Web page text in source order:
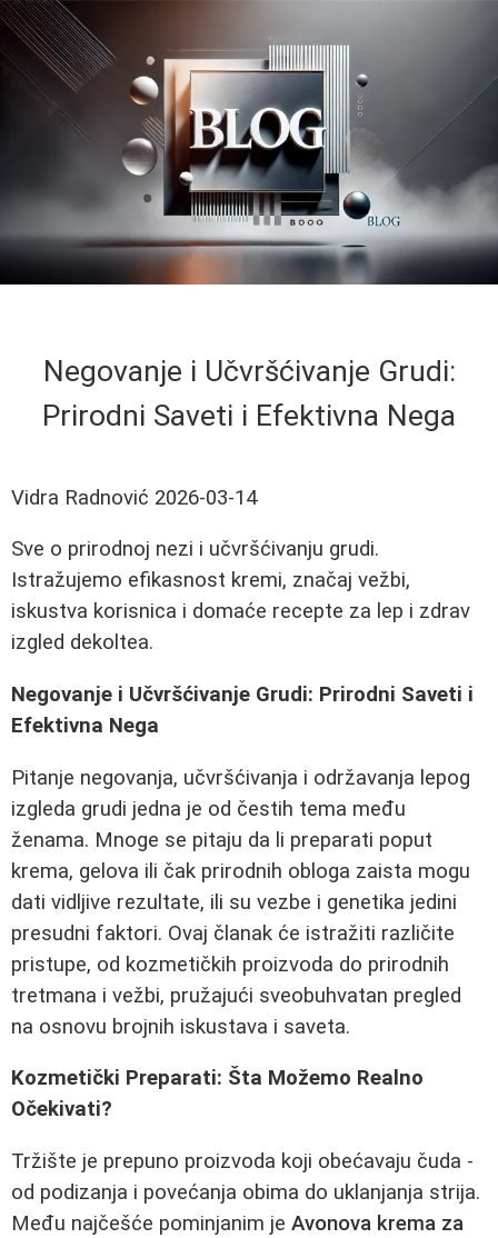
Negovanje i Učvršćivanje Grudi:
Prirodni Saveti i Efektivna Nega
Vidra Radnović 2026-03-14
Sve o prirodnoj nezi i učvršćivanju grudi.
Istražujemo efikasnost kremi, značaj vežbi,
iskustva korisnica i domaće recepte za lep i zdrav
izgled dekoltea.
Negovanje i Učvršćivanje Grudi: Prirodni Saveti i
Efektivna Nega
Pitanje negovanja, učvršćivanja i održavanja lepog
izgleda grudi jedna je od čestih tema među
ženama. Mnoge se pitaju da li preparati poput
krema, gelova ili čak prirodnih obloga zaista mogu
dati vidljive rezultate, ili su vezbe i genetika jedini
presudni faktori. Ovaj članak će istražiti različite
pristupe, od kozmetičkih proizvoda do prirodnih
tretmana i vežbi, pružajući sveobuhvatan pregled
na osnovu brojnih iskustava i saveta.
Kozmetički Preparati: Šta Možemo Realno
Očekivati?
Tržište je prepuno proizvoda koji obećavaju čuda -
od podizanja i povećanja obima do uklanjanja strija.
Među najčešće pominjanim je Avonova krema za